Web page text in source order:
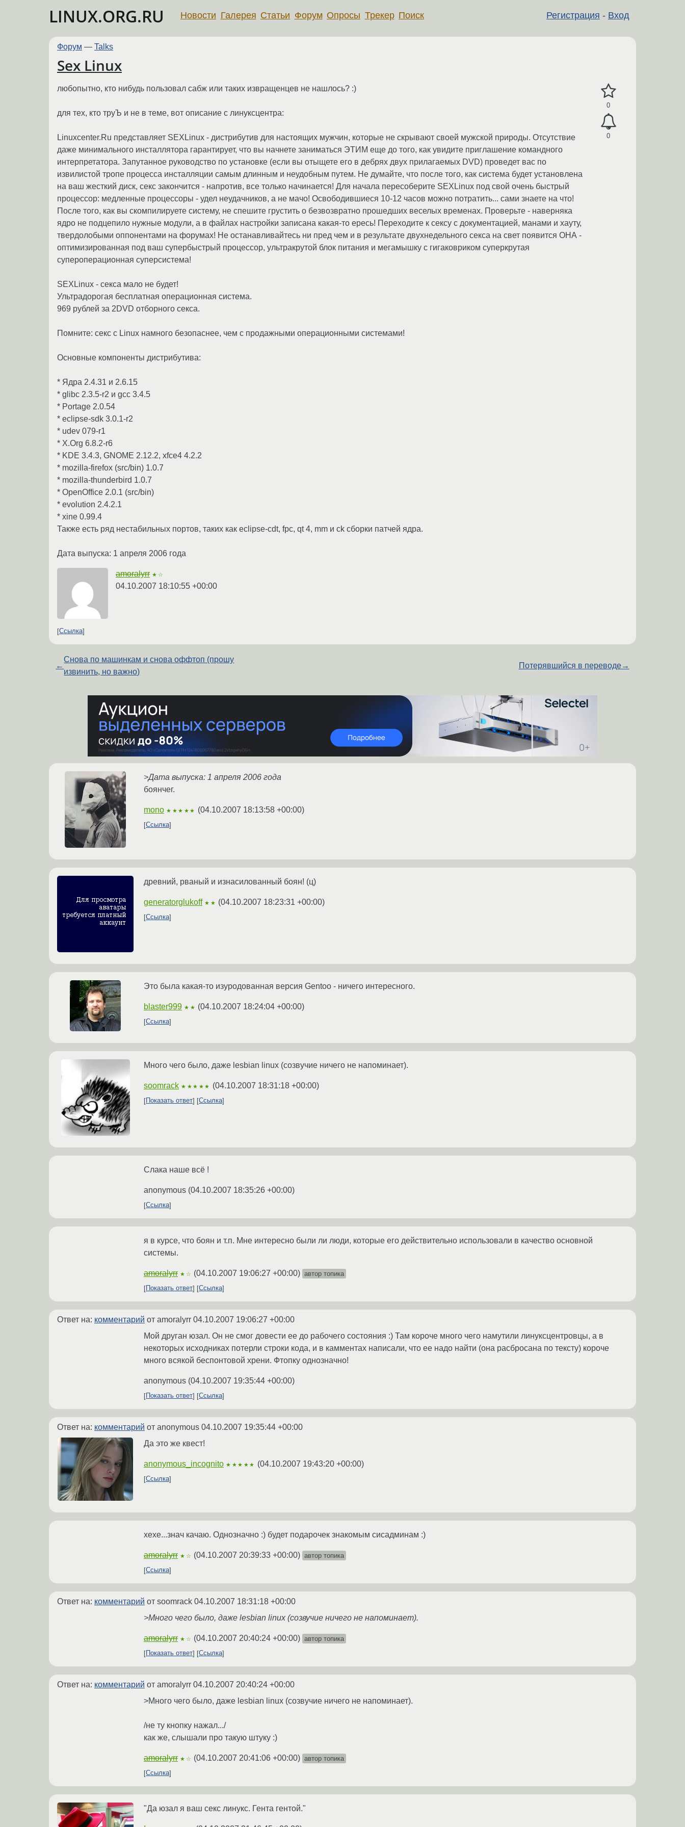
LINUX.ORG.RU Регистрация - Вход
Новости Галерея Статьи Форум Опросы Трекер Поиск
Форум — Talks
Sex Linux
0
0
любопытно, кто нибудь пользовал сабж или таких извращенцев не нашлось? :)
для тех, кто труЪ и не в теме, вот описание с линуксцентра:
Linuxcenter.Ru представляет SEXLinux - дистрибутив для настоящих мужчин, которые не скрывают своей мужской природы. Отсутствие
даже минимального инсталлятора гарантирует, что вы начнете заниматься ЭТИМ еще до того, как увидите приглашение командного
интерпретатора. Запутанное руководство по установке (если вы отыщете его в дебрях двух прилагаемых DVD) проведет вас по
извилистой тропе процесса инсталляции самым длинным и неудобным путем. Не думайте, что после того, как система будет установлена
на ваш жесткий диск, секс закончится - напротив, все только начинается! Для начала пересоберите SEXLinux под свой очень быстрый
процессор: медленные процессоры - удел неудачников, а не мачо! Освободившиеся 10-12 часов можно потратить... сами знаете на что!
После того, как вы скомпилируете систему, не спешите грустить о безвозвратно прошедших веселых временах. Проверьте - наверняка
ядро не подцепило нужные модули, а в файлах настройки записана какая-то ересь! Переходите к сексу с документацией, манами и хауту,
твердолобыми оппонентами на форумах! Не останавливайтесь ни пред чем и в результате двухнедельного секса на свет появится ОНА -
оптимизированная под ваш супербыстрый процессор, ультракрутой блок питания и мегамышку с гигаковриком суперкрутая
супероперационная суперсистема!
SEXLinux - секса мало не будет!
Ультрадорогая бесплатная операционная система.
969 рублей за 2DVD отборного секса.
Помните: секс с Linux намного безопаснее, чем с продажными операционными системами!
Основные компоненты дистрибутива:
* Ядра 2.4.31 и 2.6.15
* glibc 2.3.5-r2 и gcc 3.4.5
* Portage 2.0.54
* eclipse-sdk 3.0.1-r2
* udev 079-r1
* X.Org 6.8.2-r6
* KDE 3.4.3, GNOME 2.12.2, xfce4 4.2.2
* mozilla-firefox (src/bin) 1.0.7
* mozilla-thunderbird 1.0.7
* OpenOffice 2.0.1 (src/bin)
* evolution 2.4.2.1
* xine 0.99.4
Также есть ряд нестабильных портов, таких как eclipse-cdt, fpc, qt 4, mm и ck сборки патчей ядра.
Дата выпуска: 1 апреля 2006 года
amoralyrr ★☆
04.10.2007 18:10:55 +00:00
Ссылка
←
Снова по машинкам и снова оффтоп (прошу
извинить, но важно)
Потерявшийся в переводе→
>Дата выпуска: 1 апреля 2006 года
боянчег.
mono ★★★★★ (04.10.2007 18:13:58 +00:00)
Ссылка
древний, рваный и изнасилованный боян! (ц)
generatorglukoff ★★ (04.10.2007 18:23:31 +00:00)
Ссылка
Это была какая-то изуродованная версия Gentoo - ничего интересного.
blaster999 ★★ (04.10.2007 18:24:04 +00:00)
Ссылка
Много чего было, даже lesbian linux (созвучие ничего не напоминает).
soomrack ★★★★★ (04.10.2007 18:31:18 +00:00)
Показать ответ Ссылка
Слака наше всё !
anonymous (04.10.2007 18:35:26 +00:00)
Ссылка
я в курсе, что боян и т.п. Мне интересно были ли люди, которые его действительно использовали в качество основной
системы.
amoralyrr ★☆ (04.10.2007 19:06:27 +00:00) автор топика
Показать ответ
Ссылка
Ответ на: комментарий от amoralyrr 04.10.2007 19:06:27 +00:00
Мой друган юзал. Он не смог довести ее до рабочего состояния :) Там короче много чего намутили линуксцентровцы, а в
некоторых исходниках потерли строки кода, и в камментах написали, что ее надо найти (она расбросана по тексту) короче
много всякой беспонтовой хрени. Фтопку однозначно!
anonymous (04.10.2007 19:35:44 +00:00)
Показать ответ Ссылка
Ответ на: комментарий от anonymous 04.10.2007 19:35:44 +00:00
Да это же квест!
anonymous_incognito ★★★★★ (04.10.2007 19:43:20 +00:00)
Ссылка
хехе...знач качаю. Однозначно :) будет подарочек знакомым сисадминам :)
amoralyrr ★☆ (04.10.2007 20:39:33 +00:00) автор топика
Ссылка
Ответ на: комментарий от soomrack 04.10.2007 18:31:18 +00:00
>Много чего было, даже lesbian linux (созвучие ничего не напоминает).
amoralyrr ★☆ (04.10.2007 20:40:24 +00:00) автор топика
Показать ответ
Ссылка
Ответ на: комментарий от amoralyrr 04.10.2007 20:40:24 +00:00
>Много чего было, даже lesbian linux (созвучие ничего не напоминает).
/не ту кнопку нажал.../
как же, слышали про такую штуку :)
amoralyrr ★☆ (04.10.2007 20:41:06 +00:00) автор топика
Ссылка
"Да юзал я ваш секс линукс. Гента гентой."